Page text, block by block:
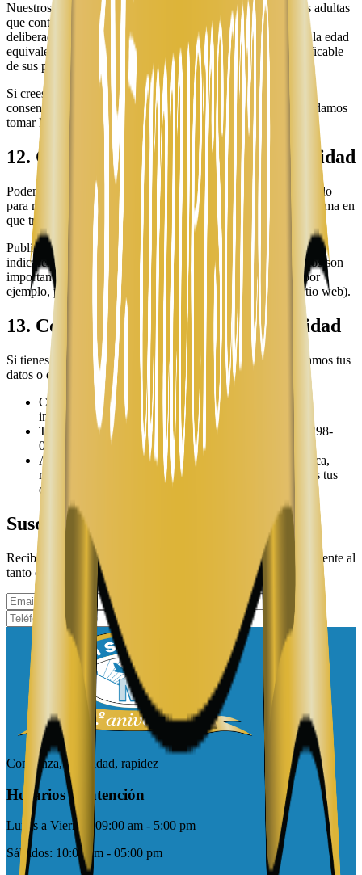
Nuestros servicios están dirigidos principalmente a personas adultas
que contratan envíos o servicios de viajes. No recopilamos
deliberadamente datos personales de menores de 13 años (o la edad
equivalente según tu jurisdicción) sin el consentimiento verificable
de sus padres o tutores.
Si crees que un menor nos ha proporcionado datos sin el
consentimiento adecuado, por favor contáctanos para que podamos
tomar las medidas correspondientes.
12. Cambios en esta política de privacidad
Podemos actualizar esta política de privacidad de vez en cuando
para reflejar cambios en la ley, en nuestros servicios o en la forma en
que tratamos tus datos.
Publicaremos la versión actualizada en esta misma página e
indicaremos la fecha de la última actualización. Si los cambios son
importantes, podremos notificarte por medios adicionales (por
ejemplo, por correo electrónico o a través de avisos en el sitio web).
13. Cómo contactarnos sobre privacidad
Si tienes cualquier duda sobre esta política, sobre cómo tratamos tus
datos o deseas ejercer tus derechos, puedes escribirnos a:
Correo electrónico: info@mtomtours.com o
info@enviehoy.com
Teléfonos de contacto: (323) 953-8100 (EE. UU.) / 2298-
0700 (Nicaragua)
Al utilizar nuestros servicios después de leer esta política,
reconoces que has sido informado sobre cómo tratamos tus
datos personales.
Suscríbete y recibe promociones
Recibe información por medio de tu correo electrónico y mantente al
tanto de las noticias y ofertas especiales de MTOM.
Confianza, seguridad, rapidez
Horarios de atención
Lunes a Viernes:
09:00 am - 5:00 pm
Sábados: 10:00 am - 05:00 pm